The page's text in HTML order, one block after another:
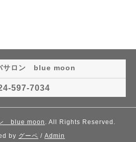
サロン blue moon
597-7034
blue moon . All Rights Reserved.
by グーペ / Admin